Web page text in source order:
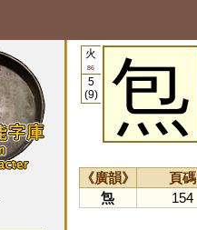
火
86
5
(9)
炰
《廣韻》 頁碼
炰
154